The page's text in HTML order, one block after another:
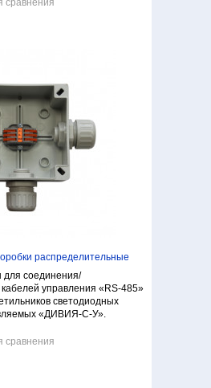
сравнения
распределительные
для соединения/
управления «RS-485»
светодиодных
«ДИВИЯ-С-У».
сравнения